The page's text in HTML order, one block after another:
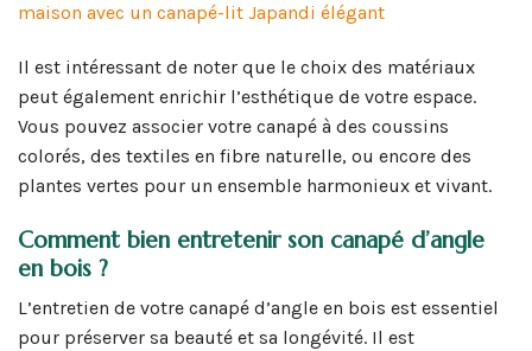
maison avec un canapé-lit Japandi élégant
Il est intéressant de noter que le choix des matériaux
peut également enrichir l’esthétique de votre espace.
Vous pouvez associer votre canapé à des coussins
colorés, des textiles en fibre naturelle, ou encore des
plantes vertes pour un ensemble harmonieux et vivant.
Comment bien entretenir son canapé d’angle
en bois ?
L’entretien de votre canapé d’angle en bois est essentiel
pour préserver sa beauté et sa longévité. Il est